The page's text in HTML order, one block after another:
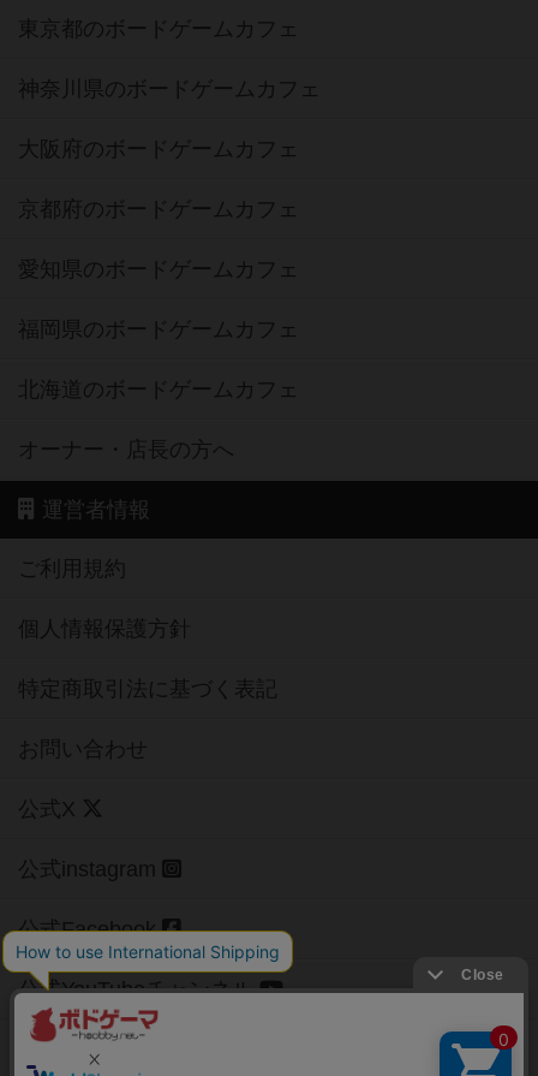
東京都のボードゲームカフェ
神奈川県のボードゲームカフェ
大阪府のボードゲームカフェ
京都府のボードゲームカフェ
愛知県のボードゲームカフェ
福岡県のボードゲームカフェ
北海道のボードゲームカフェ
オーナー・店長の方へ
運営者情報
ご利用規約
個人情報保護方針
特定商取引法に基づく表記
お問い合わせ
公式X
公式instagram
公式Facebook
公式YouTubeチャンネル